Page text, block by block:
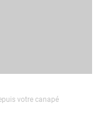
votre canapé